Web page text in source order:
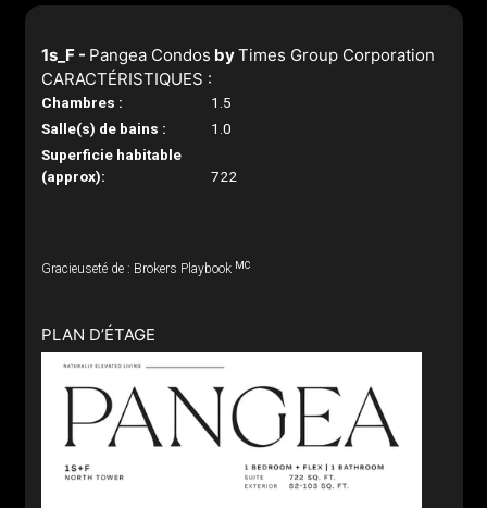
1s_F - Pangea Condos byTimes Group Corporation
CARACTÉRISTIQUES :
Chambres :
1.5
Salle(s) de bains :
1.0
Superficie habitable
(approx):
722
Gracieuseté de : Brokers Playbook MC
PLAN D’ÉTAGE